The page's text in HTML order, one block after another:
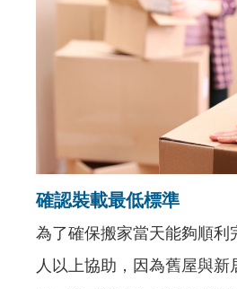
確認裝載最低標準
為了確保搬家當天能夠順利
人以上協助，因為舊屋與